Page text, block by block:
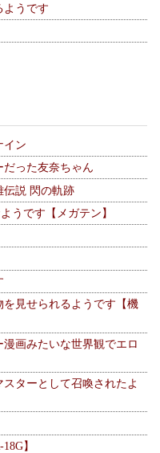
ようです
イン
だった友奈ちゃん
伝説 閃の軌跡
うです【メガテン】
を見せられるようです【機
漫画みたいな世界観でエロ
スターとして召喚されたよ
】